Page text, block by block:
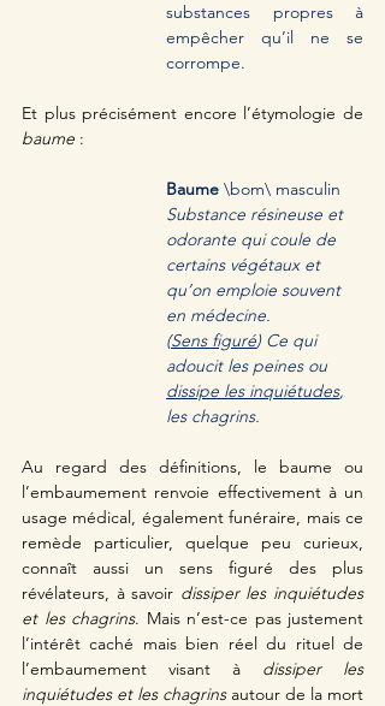
substances propres à
empêcher qu’il ne se
corrompe.
baume :
Baume \bom\ masculin
Substance résineuse et
odorante qui coule de
certains végétaux et
qu’on emploie souvent
en médecine.
(Sens figuré) Ce qui
adoucit les peines ou
dissipe les inquiétudes,
les chagrins.
Au regard des définitions, le baume ou
l’embaumement renvoie effectivement à un
usage médical, également funéraire, mais ce
remède particulier, quelque peu curieux,
connaît aussi un sens figuré des plus
révélateurs, à savoir dissiper les inquiétudes
et les chagrins. Mais n’est-ce pas justement
l’intérêt caché mais bien réel du rituel de
l’embaumement visant à dissiper les
inquiétudes et les chagrins autour de la mort